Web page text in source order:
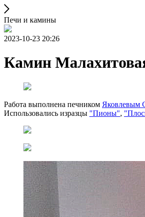
Печи и камины
2023-10-23 20:26
Камин
Работа выполнена печником Яковлевым
Использовались изразцы "Пионы",